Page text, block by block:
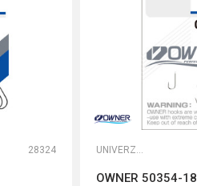
28324 UNIVERZALNE UDICE
OWNER 50354-18